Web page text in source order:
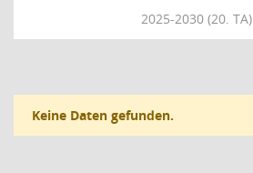
2025-2030 (20. TA)
Keine Daten gefunden.